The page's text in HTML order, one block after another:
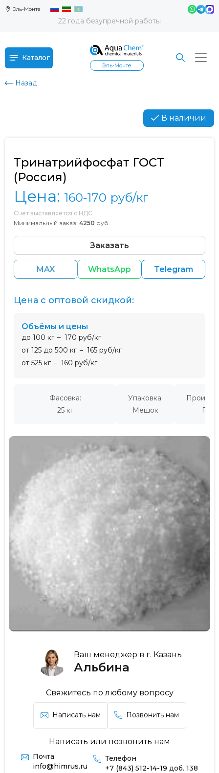
Эль-Монте
22 года безупречной работы
Каталог
Эль-Монте
Назад
В наличии
Ваш менеджер в г. Казань
Альбина
Свяжитесь по любому вопросу
Написать нам Позвонить нам
Написать или позвонить нам
Почта
info@himrus.ru
Телефон
+7 (843) 512-14-19 доб. 138
Тринатрийфосфат ГОСТ
(Россия)
Цена: 160-170 руб/кг
Счет выставляется с НДС
Минимальный заказ: 4250 руб.
Заказать
MAX WhatsApp Telegram
Фасовка:
25 кг
Упаковка:
Мешок
Цена с оптовой скидкой:
Объёмы и цены
до 100 кг
170 руб/кг
от 125 до 500 кг
165 руб/кг
от 525 кг
160 руб/кг